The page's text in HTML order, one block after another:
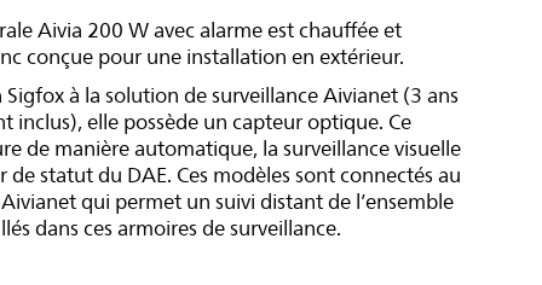
Aivia 200 W avec alarme est chauffée et
conçue pour une installation en extérieur.
à la solution de surveillance Aivianet (3 ans
inclus), elle possède un capteur optique. Ce
de manière automatique, la surveillance visuelle
statut du DAE. Ces modèles sont connectés au
qui permet un suivi distant de l’ensemble
dans ces armoires de surveillance.